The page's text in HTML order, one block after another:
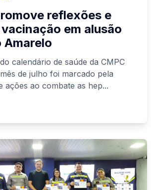
reflexões e
em alusão
Amarelo
calendário de saúde da CMPC
de julho foi marcado pela
ações ao combate as hep...